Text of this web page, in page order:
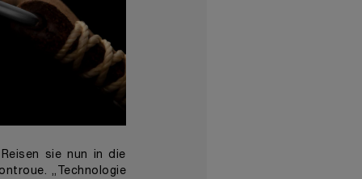
sie nun in die
„Technologie